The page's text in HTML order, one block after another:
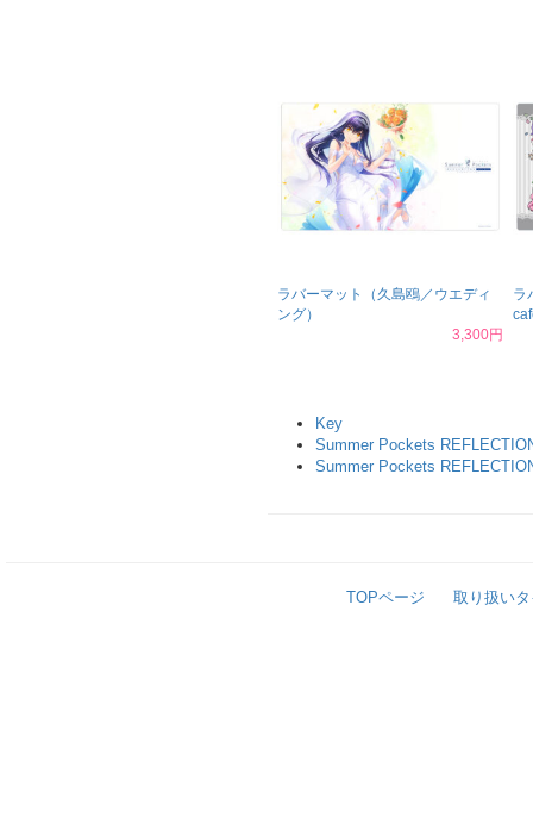
ラバーマット（久島鴎／ウエディ
ング）
3,300円
ラ
Key
Summer Pockets
Summer Pockets
TOPページ 取り扱い